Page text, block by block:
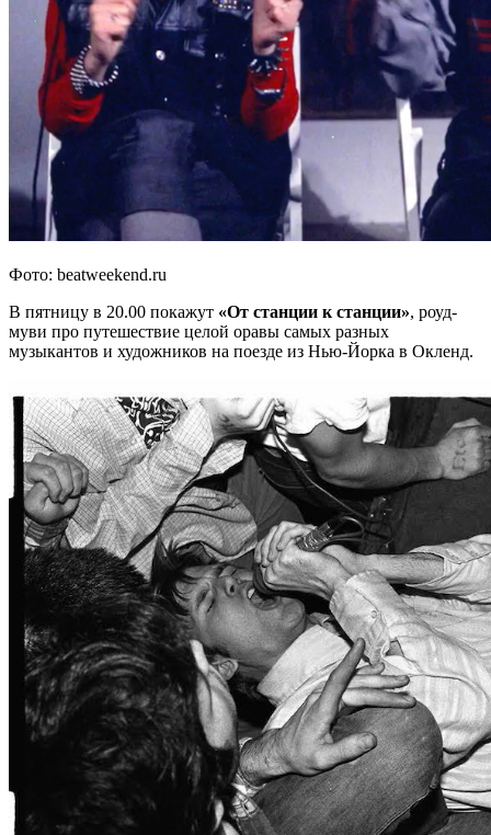
Фото: beatweekend.ru
В пятницу в 20.00 покажут «От станции к станции», роуд-
муви про путешествие целой оравы самых разных
музыкантов и художников на поезде из Нью-Йорка в Окленд.